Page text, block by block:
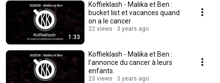
1:33
Koffieklash - Malika et Ben :
bucket list et vacances quand
on a le cancer
22 views 3 years ago
Koffieklash - Malika et Ben :
l'annonce du cancer à leurs
enfants.
23 views 3 years ago